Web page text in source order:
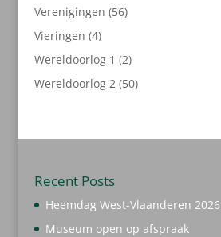
Verenigingen 5656
Vieringen 44
producten
Wereldoorlog 1 22
producten
Wereldoorlog 2 5050
Recent Posts
Heemdag West-Vlaanderen 2026
Museum open op afspraak